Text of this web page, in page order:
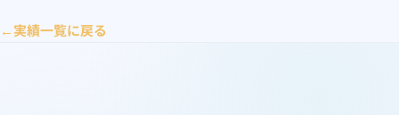
実績一覧に戻る